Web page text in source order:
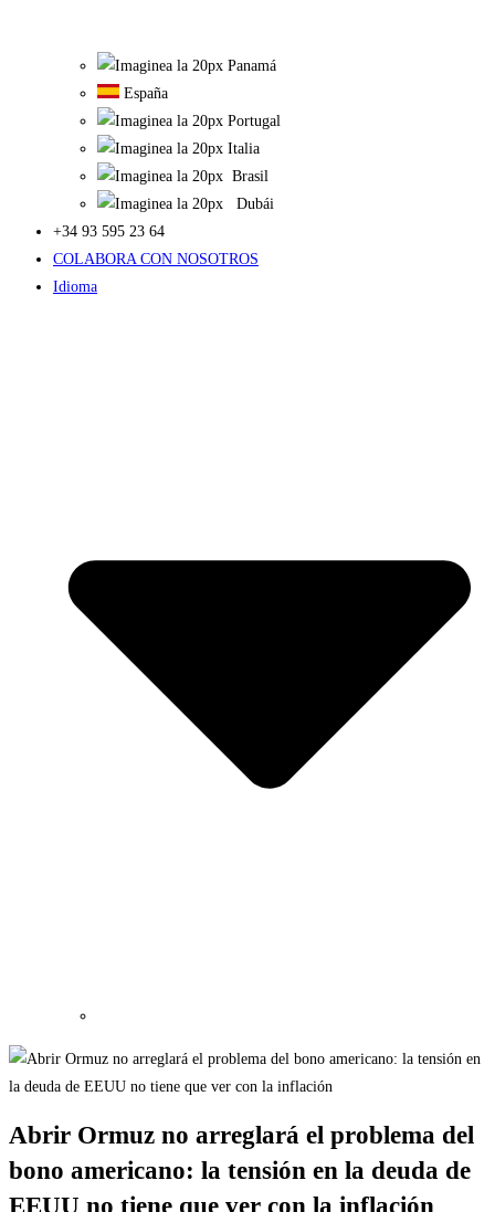
Panamá
España
Portugal
Italia
Brasil
Dubái
+34 93 595 23 64
COLABORA CON NOSOTROS
Idioma
Abrir Ormuz no arreglará el problema del
bono americano: la tensión en la deuda de
EEUU no tiene que ver con la inflación